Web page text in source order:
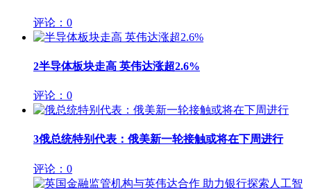
评论：0
2半导体板块走高 英伟达涨超2.6%
评论：0
3俄总统特别代表：俄美新一轮接触或将在下周进行
评论：0